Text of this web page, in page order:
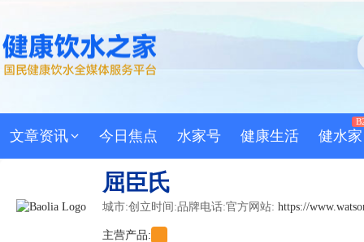
文章资讯 今日焦点 水家号 健康生活 健水家
屈臣氏
城市:创立时间:品牌电话:官方网站: https://
主营产品: